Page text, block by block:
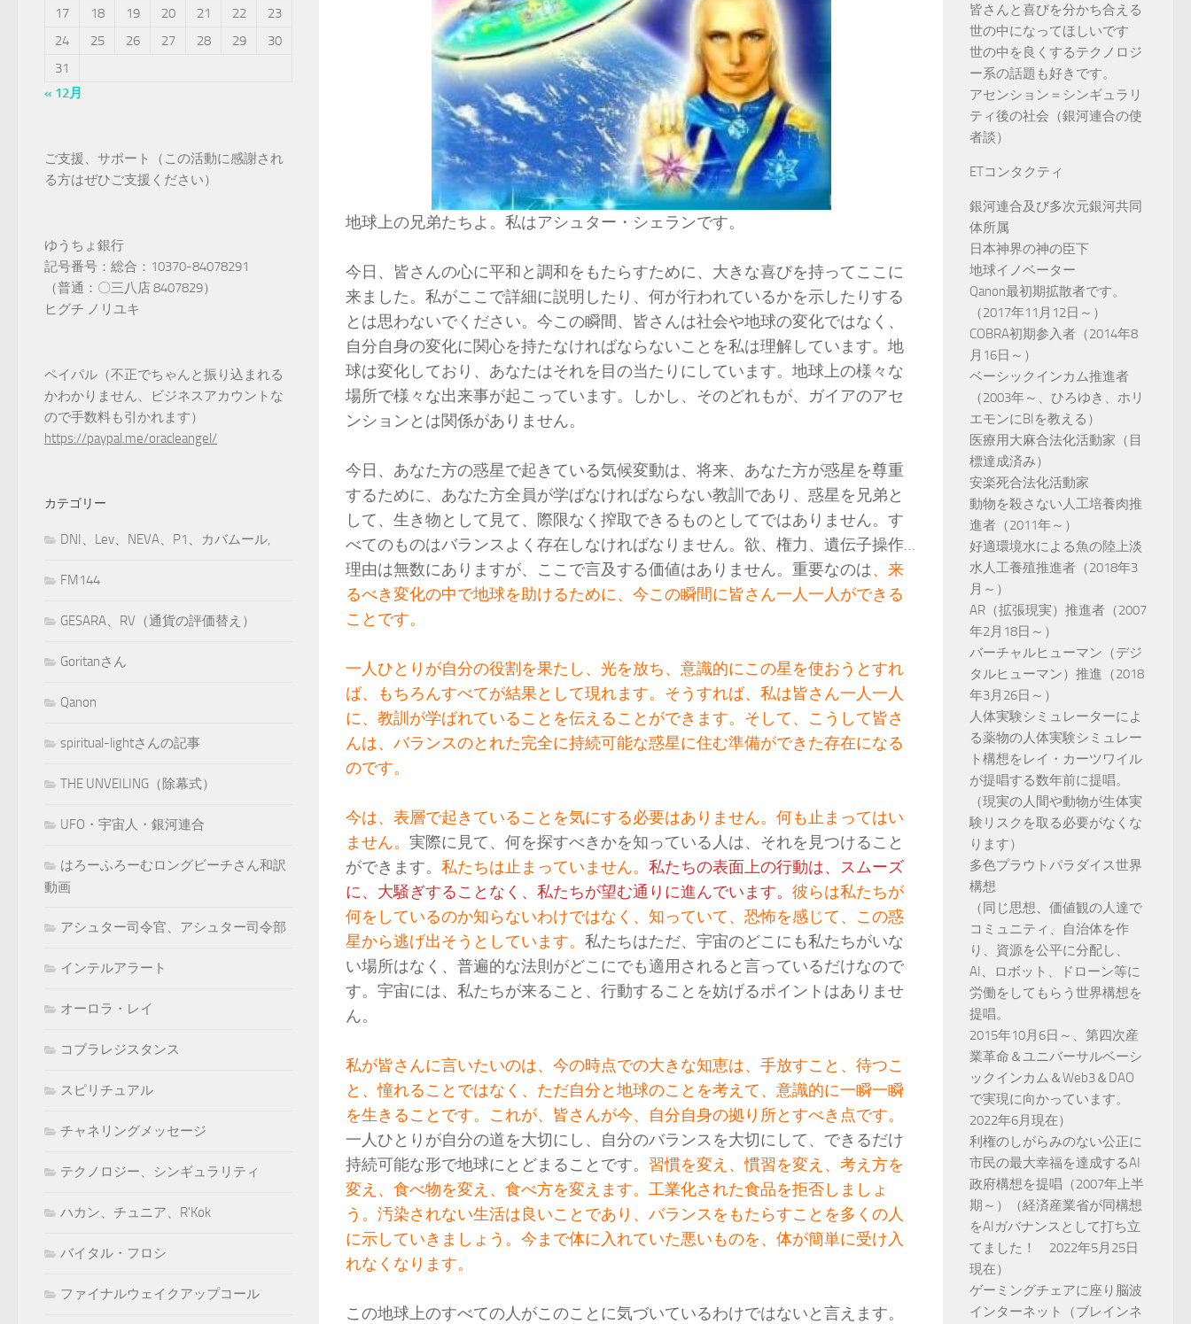
地球上の兄弟たちよ。私はアシュター・シェランです。
今日、皆さんの心に平和と調和をもたらすために、大きな喜びを持ってここに
来ました。私がここで詳細に説明したり、何が行われているかを示したりする
とは思わないでください。今この瞬間、皆さんは社会や地球の変化ではなく、
自分自身の変化に関心を持たなければならないことを私は理解しています。地
球は変化しており、あなたはそれを目の当たりにしています。地球上の様々な
場所で様々な出来事が起こっています。しかし、そのどれもが、ガイアのアセ
ンションとは関係がありません。
今日、あなた方の惑星で起きている気候変動は、将来、あなた方が惑星を尊重
するために、あなた方全員が学ばなければならない教訓であり、惑星を兄弟と
して、生き物として見て、際限なく搾取できるものとしてではありません。す
べてのものはバランスよく存在しなければなりません。欲、権力、遺伝子操作…
理由は無数にありますが、ここで言及する価値はありません。重要なのは、来
るべき変化の中で地球を助けるために、今この瞬間に皆さん一人一人ができる
ことです。
一人ひとりが自分の役割を果たし、光を放ち、意識的にこの星を使おうとすれ
ば、もちろんすべてが結果として現れます。そうすれば、私は皆さん一人一人
に、教訓が学ばれていることを伝えることができます。そして、こうして皆さ
んは、バランスのとれた完全に持続可能な惑星に住む準備ができた存在になる
のです。
今は、表層で起きていることを気にする必要はありません。何も止まってはい
ません。 実際に見て、何を探すべきかを知っている人は、それを見つけること
ができます。 私たちは止まっていません。 私たちの表面上の行動は、スムーズ
に、大騒ぎすることなく、私たちが望む通りに進んでいます。 彼らは私たちが
何をしているのか知らないわけではなく、知っていて、恐怖を感じて、この惑
星から逃げ出そうとしています。 私たちはただ、宇宙のどこにも私たちがいな
い場所はなく、普遍的な法則がどこにでも適用されると言っているだけなので
す。宇宙には、私たちが来ること、行動することを妨げるポイントはありませ
ん。
私が皆さんに言いたいのは、今の時点での大きな知恵は、手放すこと、待つこ
と、憧れることではなく、ただ自分と地球のことを考えて、意識的に一瞬一瞬
を生きることです。これが、皆さんが今、自分自身の拠り所とすべき点です。
一人ひとりが自分の道を大切にし、自分のバランスを大切にして、できるだけ
持続可能な形で地球にとどまることです。 習慣を変え、慣習を変え、考え方を
変え、食べ物を変え、食べ方を変えます。工業化された食品を拒否しましょ
う。汚染されない生活は良いことであり、バランスをもたらすことを多くの人
に示していきましょう。今まで体に入れていた悪いものを、体が簡単に受け入
れなくなります。
この地球上のすべての人がこのことに気づいているわけではないと言えます。
17
18 19 20 21 22
23
24
25 26 27 28 29
30
31
« 12月
ご支援、サポート（この活動に感謝され
る方はぜひご支援ください）
ゆうちょ銀行
記号番号：総合：10370-84078291
（普通：〇三八店 8407829）
ヒグチ ノリユキ
ペイパル（不正でちゃんと振り込まれる
かわかりません、ビジネスアカウントな
ので手数料も引かれます）
https://paypal.me/oracleangel/
カテゴリー
DNI、Lev、NEVA、P1、カバムール,
FM144
GESARA、RV（通貨の評価替え）
Goritanさん
Qanon
spiritual-lightさんの記事
THE UNVEILING（除幕式）
UFO・宇宙人・銀河連合
はろーふろーむロングビーチさん和訳
動画
アシュター司令官、アシュター司令部
インテルアラート
オーロラ・レイ
コブラレジスタンス
スピリチュアル
チャネリングメッセージ
テクノロジー、シンギュラリティ
ハカン、チュニア、R'Kok
バイタル・フロシ
ファイナルウェイクアップコール
皆さんと喜びを分かち合える
世の中になってほしいです
世の中を良くするテクノロジ
ー系の話題も好きです。
アセンション＝シンギュラリ
ティ後の社会（銀河連合の使
者談）
ETコンタクティ
銀河連合及び多次元銀河共同
体所属
日本神界の神の臣下
地球イノベーター
Qanon最初期拡散者です。
（2017年11月12日～）
COBRA初期参入者（2014年8
月16日～）
ベーシックインカム推進者
（2003年～、ひろゆき、ホリ
エモンにBIを教える）
医療用大麻合法化活動家（目
標達成済み）
安楽死合法化活動家
動物を殺さない人工培養肉推
進者（2011年～）
好適環境水による魚の陸上淡
水人工養殖推進者（2018年3
月～）
AR（拡張現実）推進者（2007
年2月18日～）
バーチャルヒューマン（デジ
タルヒューマン）推進（2018
年3月26日～）
人体実験シミュレーターによ
る薬物の人体実験シミュレー
ト構想をレイ・カーツワイル
が提唱する数年前に提唱。
（現実の人間や動物が生体実
験リスクを取る必要がなくな
ります）
多色プラウトパラダイス世界
構想
（同じ思想、価値観の人達で
コミュニティ、自治体を作
り、資源を公平に分配し、
AI、ロボット、ドローン等に
労働をしてもらう世界構想を
提唱。
2015年10月6日～、第四次産
業革命＆ユニバーサルベーシ
ックインカム＆Web3＆DAO
で実現に向かっています。
2022年6月現在）
利権のしがらみのない公正に
市民の最大幸福を達成するAI
政府構想を提唱（2007年上半
期～）（経済産業省が同構想
をAIガバナンスとして打ち立
てました！ 2022年5月25日
現在）
ゲーミングチェアに座り脳波
インターネット（ブレインネ